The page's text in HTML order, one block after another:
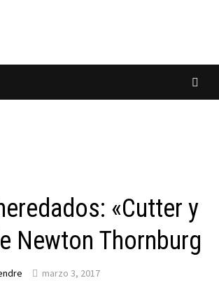
«Cutter y
Newton Thornburg
marzo 3, 2017